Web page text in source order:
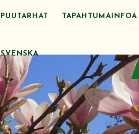
PUUTARHAT TAPAHTUMAINFOA
SVENSKA